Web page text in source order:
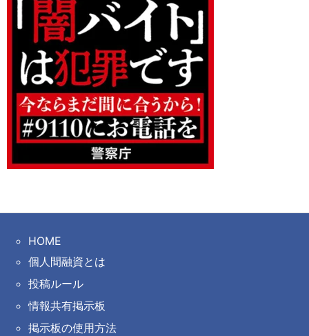
HOME
個人間融資とは
投稿ルール
情報共有掲示板
掲示板の使用方法